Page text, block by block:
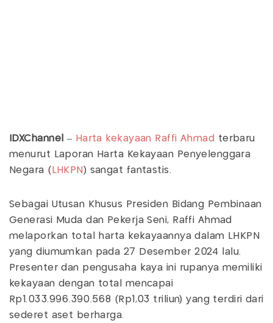
IDXChannel – Harta kekayaan Raffi Ahmad terbaru
menurut Laporan Harta Kekayaan Penyelenggara
Negara ( LHKPN ) sangat fantastis.
Sebagai Utusan Khusus Presiden Bidang Pembinaan
Generasi Muda dan Pekerja Seni, Raffi Ahmad
melaporkan total harta kekayaannya dalam LHKPN
yang diumumkan pada 27 Desember 2024 lalu.
Presenter dan pengusaha kaya ini rupanya memiliki
kekayaan dengan total mencapai
Rp1.033.996.390.568 (Rp1,03 triliun) yang terdiri dari
sederet aset berharga.